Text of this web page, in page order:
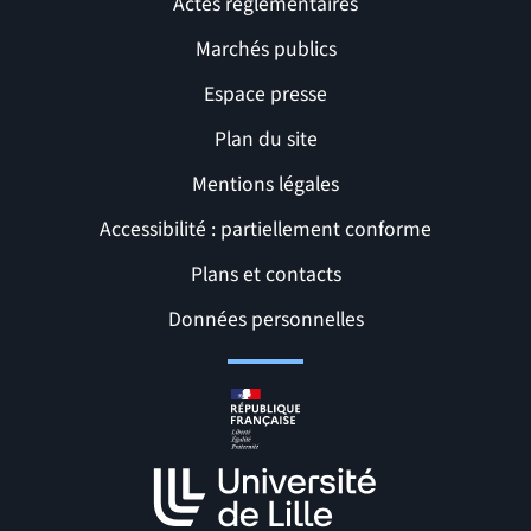
Liens et pages utiles
Marchés publics
Espace presse
Plan du site
Mentions légales
Accessibilité : partiellement conforme
Plans et contacts
Données personnelles